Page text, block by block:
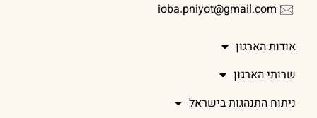
ioba.pniyot@gmail.com
אודות הארגון
שרותי הארגון
ניתוח התנהגות בישראל